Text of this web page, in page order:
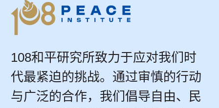
108和平研究所致力于应对我们时
代最紧迫的挑战。通过审慎的行动
与广泛的合作，我们倡导自由、民